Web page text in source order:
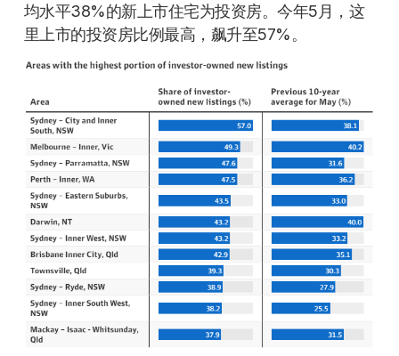
均水平38%的新上市住宅为投资房。今年5月，这
里上市的投资房比例最高，飙升至57%。